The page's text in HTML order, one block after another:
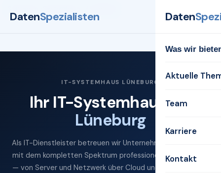
DatenSpezialisten Daten
Was wir
Aktuelle
Team
Karriere
Kontakt
IT-SYSTEMHAUS LÜNEBURG
Ihr IT-Systemhaus für
Lüneburg
Als IT-Dienstleister betreuen wir Unternehmen in Lüneburg
mit dem kompletten Spektrum professioneller IT-Services
— von Server und Netzwerk über Cloud und Microsoft 365